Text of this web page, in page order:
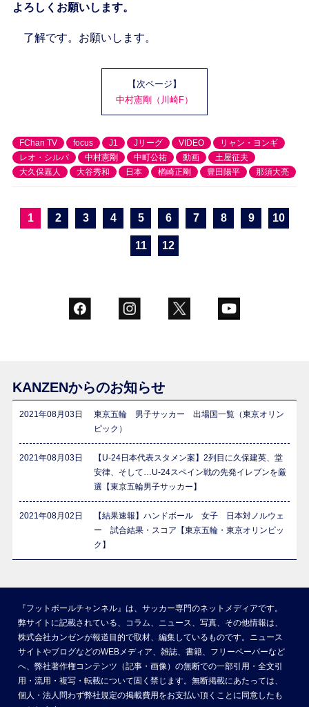
よろしくお願いします。
了解です。お願いします。
【次ページ】
中村憲剛（川崎F）
FChan TV focus J1 Jリーグ VIDEO
リャン・ヨンギ
レオ・シルバ
中村憲剛 中町公祐 動画
土屋征夫
大久保嘉人
大谷秀和 日本 楢崎正剛 豊田陽平 那須大亮
1 2 3 4 5 6 7 8 9 10
11 12
KANZENからのお知らせ
2021年08月03日
東京五輪 男子サッカー 出場国一覧（東京オリン
ピック）
2021年08月03日
【U-24日本代表スタメン案】2列目に久保建英、堂
安律、そして…U-24スペイン戦の先発イレブンを厳
選【東京五輪男子サッカー】
2021年08月02日
【結果速報】ハンドボール 女子 日本対ノルウェ
ー 試合結果・スコア【東京五輪・東京オリンピッ
ク】
『フットボールチャンネル』は、サッカー専門のネットメディアです。
弊サイトに記載されている、コラム、ニュース、写真、その他情報は、
株式会社カンゼンが報道目的で取材、編集しているものです。ニュース
サイトやブログなどのWEBメディア、雑誌、書籍、フリーペーパーなど
へ、弊社著作権コンテンツ（記事・画像）の無断での一部引用・全文引
用・流用・複写・転載について固く禁じます。無断掲載にあたっては、
個人・法人問わず弊社規定の掲載費用をお支払い頂くことに同意したも